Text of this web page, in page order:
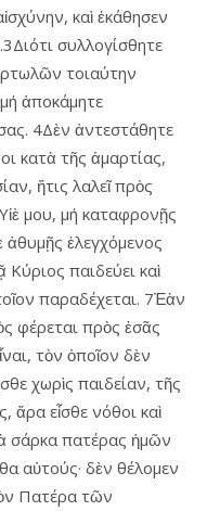
καὶ ἐκάθησεν
συλλογίσθητε
τοιαύτην
ἀποκάμητε
4Δὲν ἀντεστάθητε
κατὰ τῆς ἁμαρτίας,
ἥτις λαλεῖ πρὸς
μου, μή καταφρονῇς
ἀθυμῇς ἐλεγχόμενος
παιδεύει καὶ
παραδέχεται. 7Ἐὰν
φέρεται πρὸς ἐσᾶς
τὸν ὁποῖον δὲν
χωρὶς παιδείαν, τῆς
ἄρα εἶσθε νόθοι καὶ
σάρκα πατέρας ἡμῶν
αὐτούς· δὲν θέλομεν
Πατέρα τῶν